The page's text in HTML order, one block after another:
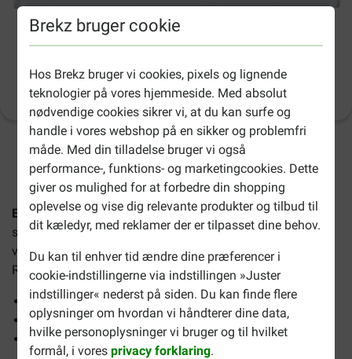
Brekz bruger cookie
Hos Brekz bruger vi cookies, pixels og lignende
teknologier på vores hjemmeside. Med absolut
nødvendige cookies sikrer vi, at du kan surfe og
handle i vores webshop på en sikker og problemfri
måde. Med din tilladelse bruger vi også
performance-, funktions- og marketingcookies. Dette
giver os mulighed for at forbedre din shopping
oplevelse og vise dig relevante produkter og tilbud til
dit kæledyr, med reklamer der er tilpasset dine behov.
Du kan til enhver tid ændre dine præferencer i
cookie-indstillingerne via indstillingen »Juster
indstillinger« nederst på siden. Du kan finde flere
oplysninger om hvordan vi håndterer dine data,
hvilke personoplysninger vi bruger og til hvilket
formål, i voresprivacy forklaring.
Eukanuba Labrador Retriever hundefoder
(36 ) Produktinformation
2-4 arbejdsdage, medmindre andet er angivet
Eukanuba Labrador Retrieverer et foder, der er specielt
skræddersyet til Labrador Retriever racen. Foderet erogså
velegnet til Curly Coated Retriever og Chesapeake Bay
Retriever.
Understøtter sunde led
Hjælper med at fremme et naturligt immunforsvar
Sammensat til at understøtte et sundt hjerte